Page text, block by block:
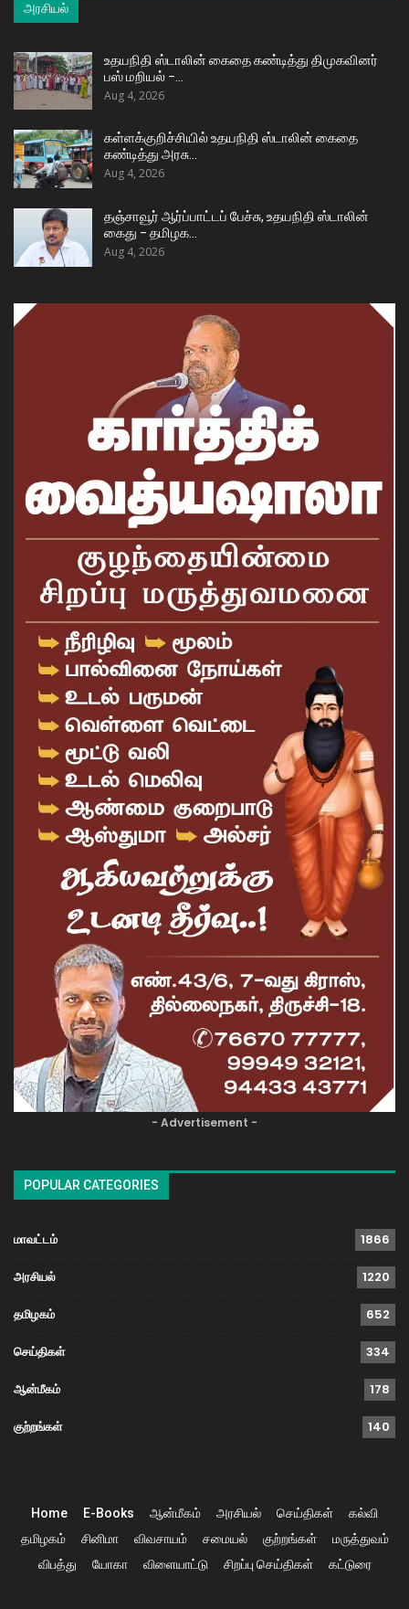
அரசியல்
உதயநிதி ஸ்டாலின் கைதை கண்டித்து திமுகவினர்
பஸ் மறியல் –…
Aug 4, 2026
கள்ளக்குறிச்சியில் உதயநிதி ஸ்டாலின் கைதை
கண்டித்து அரசு…
Aug 4, 2026
தஞ்சாவூர் ஆர்ப்பாட்டப் பேச்சு, உதயநிதி ஸ்டாலின்
கைது – தமிழக…
Aug 4, 2026
- Advertisement -
POPULAR CATEGORIES
மாவட்டம் 1866
அரசியல் 1220
தமிழகம் 652
செய்திகள் 334
ஆன்மீகம் 178
குற்றங்கள் 140
Home E-Books ஆன்மீகம் அரசியல் செய்திகள்
கல்வி
தமிழகம்
சினிமா விவசாயம் சமையல் குற்றங்கள்
மருத்துவம்
விபத்து
யோகா விளையாட்டு சிறப்பு செய்திகள் கட்டுரை